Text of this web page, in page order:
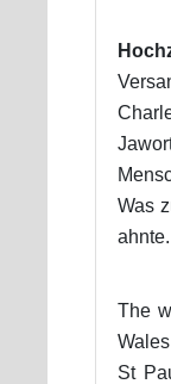
Was
ahnte.
The
St